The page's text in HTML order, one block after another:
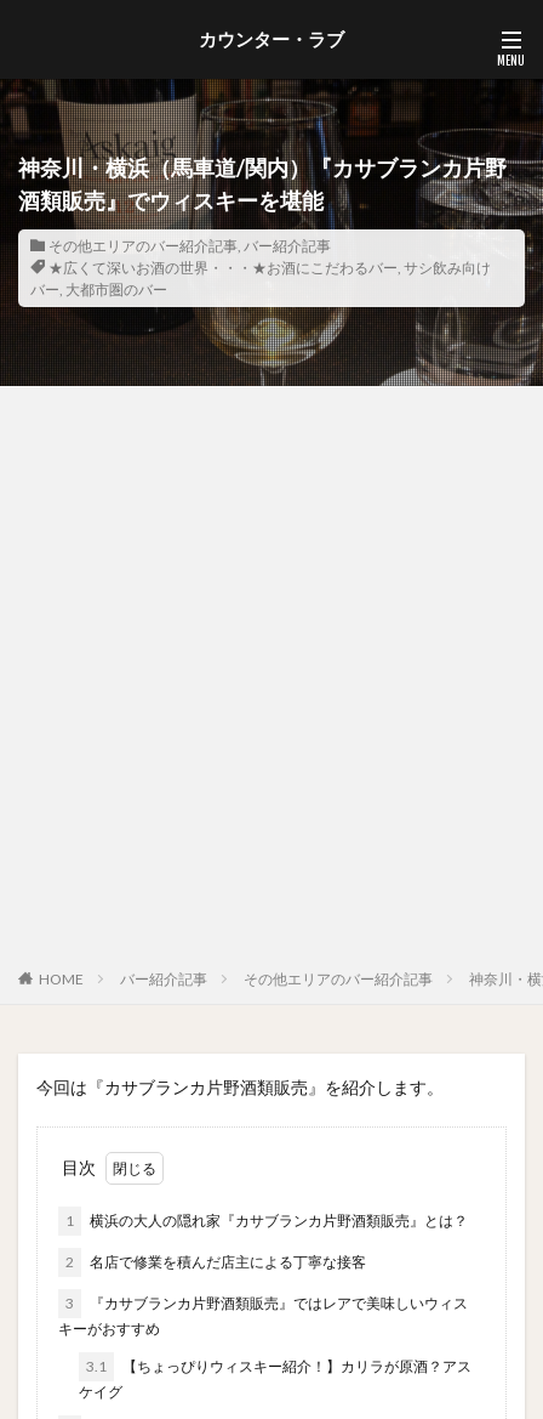
カウンター・ラブ
神奈川・横浜（馬車道/関内）『カサブランカ片野
酒類販売』でウィスキーを堪能
その他エリアのバー紹介記事, バー紹介記事
★広くて深いお酒の世界・・・★お酒にこだわるバー, サシ飲み向け
バー, 大都市圏のバー
HOME バー紹介記事 その他エリアのバー紹介記事 神奈川・
今回は『カサブランカ片野酒類販売』を紹介します。
目次
1 横浜の大人の隠れ家『カサブランカ片野酒類販売』とは？
2 名店で修業を積んだ店主による丁寧な接客
3
『カサブランカ片野酒類販売』ではレアで美味しいウィス
キーがおすすめ
3.1
【ちょっぴりウィスキー紹介！】カリラが原酒？アス
ケイグ